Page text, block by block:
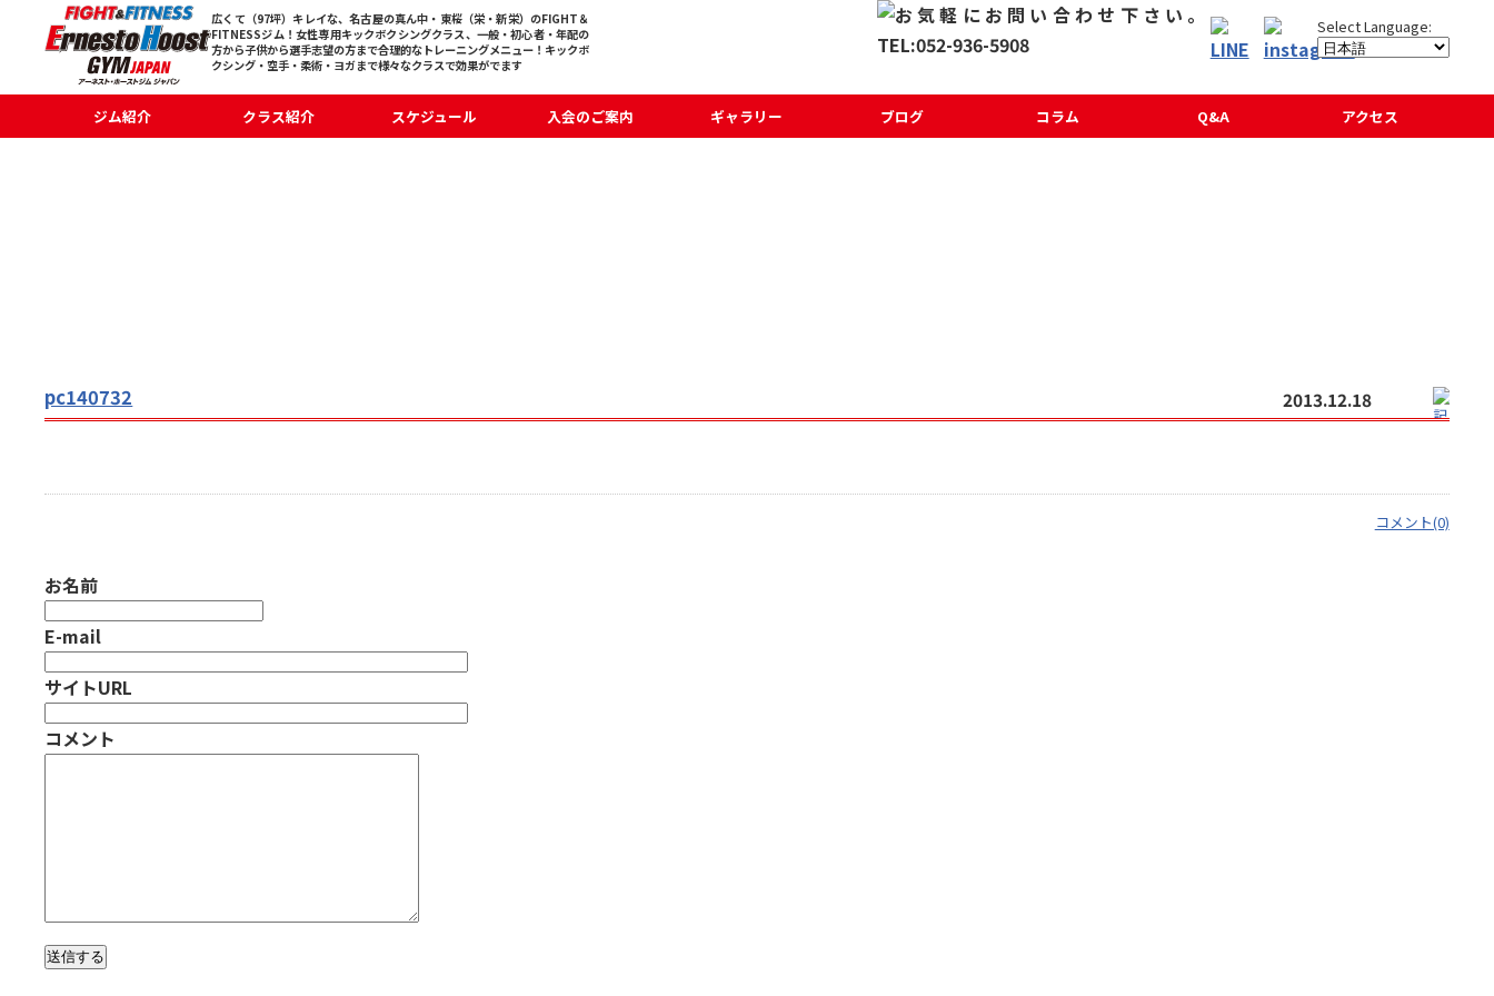
広くて（97坪）キレイな、名古屋の真ん中・東桜（栄・新栄）のFIGHT＆
FITNESSジム！女性専用キックボクシングクラス、一般・初心者・年配の
方から子供から選手志望の方まで合理的なトレーニングメニュー！キックボ
クシング・空手・柔術・ヨガまで様々なクラスで効果がでます
ジム紹介 クラス紹介 スケジュール 入会のご案内 ギャラリー ブログ コラム Q&A アクセス
pc140732 2013.12.18
コメント(0)
お名前
E-mail
サイトURL
コメント